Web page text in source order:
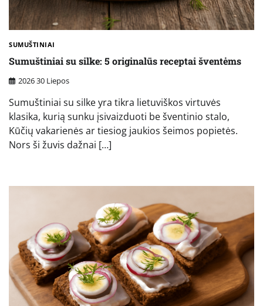
SUMUŠTINIAI
Sumuštiniai su silke: 5 originalūs receptai šventėms
2026 30 Liepos
Sumuštiniai su silke yra tikra lietuviškos virtuvės
klasika, kurią sunku įsivaizduoti be šventinio stalo,
Kūčių vakarienės ar tiesiog jaukios šeimos popietės.
Nors ši žuvis dažnai […]